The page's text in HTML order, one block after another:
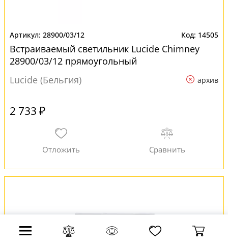
28900/03/12 14505
Встраиваемый светильник Lucide Chimney
28900/03/12 прямоугольный
Lucide (Бельгия)
архив
2 733 ₽